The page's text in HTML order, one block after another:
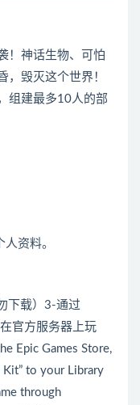
！神话生物、可怕
，毁灭这个世界！
组建最多10人的部
资料。
下载）3-通过
官方服务器上玩
Epic Games Store,
to your Library
through